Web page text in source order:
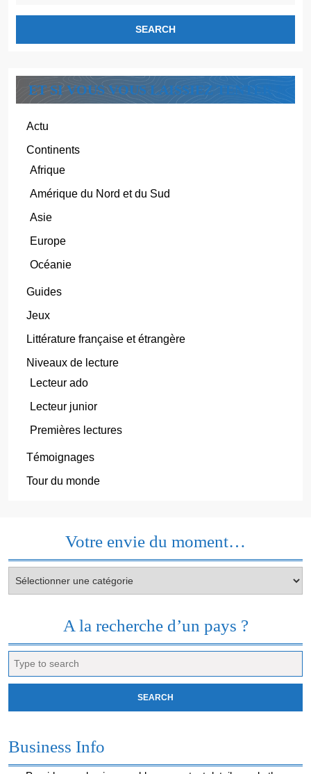
ET SI VOUS VOUS LAISSIEZ TENTER ?
Actu
Continents
Afrique
Amérique du Nord et du Sud
Asie
Europe
Océanie
Guides
Jeux
Littérature française et étrangère
Niveaux de lecture
Lecteur ado
Lecteur junior
Premières lectures
Témoignages
Tour du monde
Votre envie du moment…
envie
A la recherche d’un pays ?
for:
Business Info